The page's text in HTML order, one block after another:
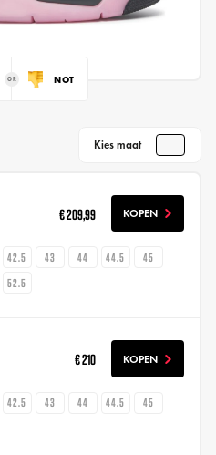
NOT
Kies maat
€ 209,99 KOPEN
42.5 43 44 44.5
45
52.5
€ 210 KOPEN
42.5 43 44 44.5
45